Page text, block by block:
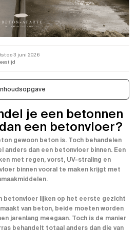
op3 juni 2026
je een betonnen
een betonvloer?
gewoon beton is. Toch behandelen
anders dan een betonvloer binnen. Een
met regen, vorst, UV-straling en
binnen vooral te maken krijgt met
betonvloer lijken op het eerste gezicht
van beton, beide moeten worden
jarenlang meegaan. Toch is de manier
behandelt totaal anders dan die van